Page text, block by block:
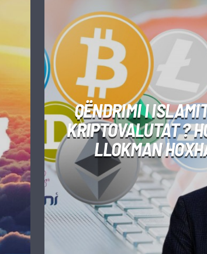
QËNDRIMI I
KRIPTOVALUTAT ?
LLOKMAN